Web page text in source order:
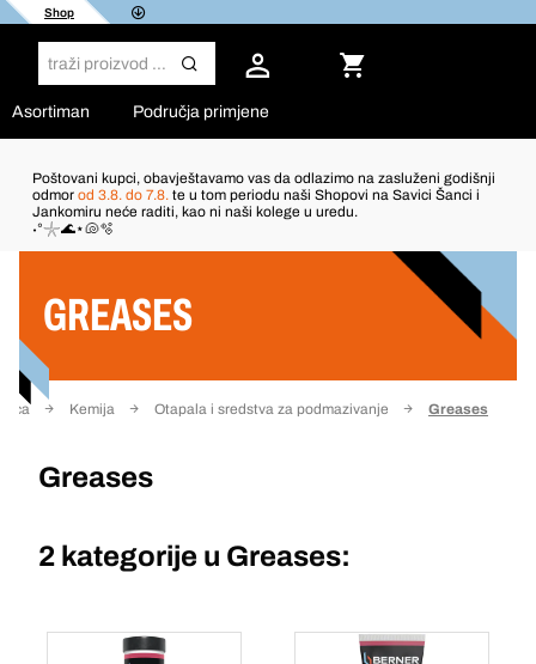
Shop
Asortiman Područja primjene
Poštovani kupci, obavještavamo vas da odlazimo na zasluženi godišnji
odmor od 3.8. do 7.8. te u tom periodu naši Shopovi na Savici Šanci i
Jankomiru neće raditi, kao ni naši kolege u uredu.
˖°𓇼🌊⋆🐚🫧
GREASES
Kemija Otapala i sredstva za podmazivanje Greases
Greases
2 kategorije u Greases:
Filter